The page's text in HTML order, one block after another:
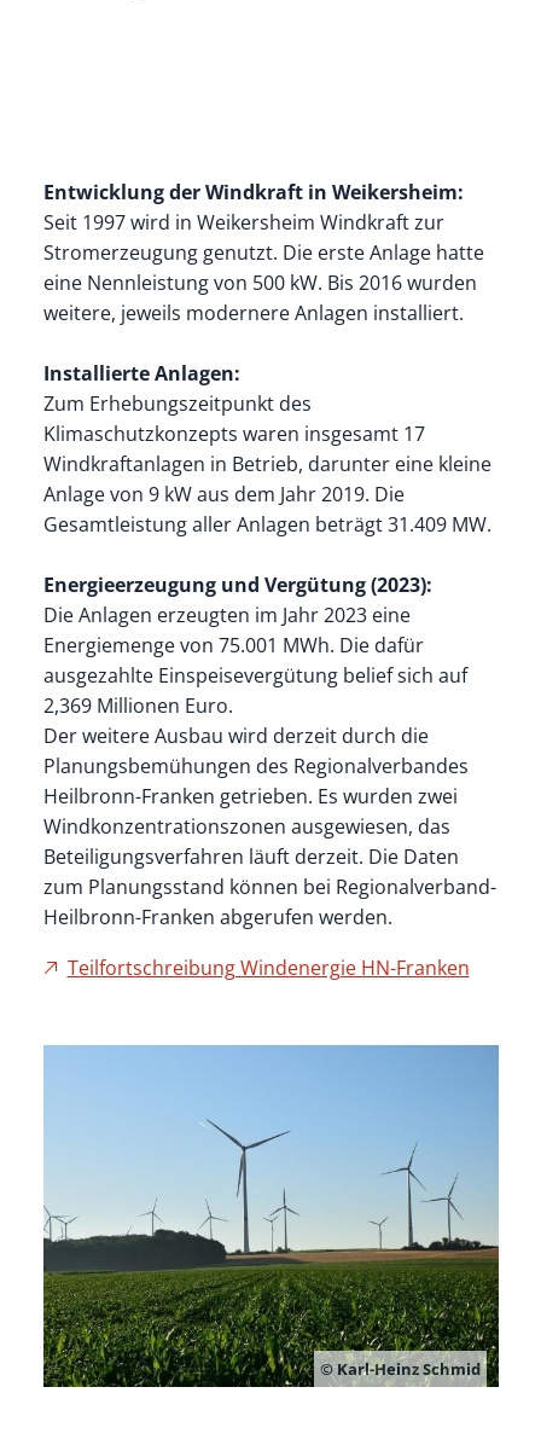
Entwicklung der Windkraft in Weikersheim:
Seit 1997 wird in Weikersheim Windkraft zur
Stromerzeugung genutzt. Die erste Anlage hatte
eine Nennleistung von 500 kW. Bis 2016 wurden
weitere, jeweils modernere Anlagen installiert.
Installierte Anlagen:
Zum Erhebungszeitpunkt des
Klimaschutzkonzepts waren insgesamt 17
Windkraftanlagen in Betrieb, darunter eine kleine
Anlage von 9 kW aus dem Jahr 2019. Die
Gesamtleistung aller Anlagen beträgt 31.409 MW.
Energieerzeugung und Vergütung (2023):
Die Anlagen erzeugten im Jahr 2023 eine
Energiemenge von 75.001 MWh. Die dafür
ausgezahlte Einspeisevergütung belief sich auf
2,369 Millionen Euro.
Der weitere Ausbau wird derzeit durch die
Planungsbemühungen des Regionalverbandes
Heilbronn-Franken getrieben. Es wurden zwei
Windkonzentrationszonen ausgewiesen, das
Beteiligungsverfahren läuft derzeit. Die Daten
zum Planungsstand können bei Regionalverband-
Heilbronn-Franken abgerufen werden.
Teilfortschreibung Windenergie HN-Franken
© Karl-Heinz Schmid